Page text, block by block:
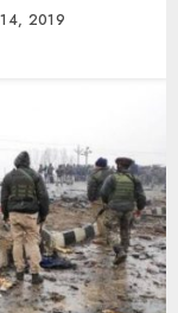
14, 2019